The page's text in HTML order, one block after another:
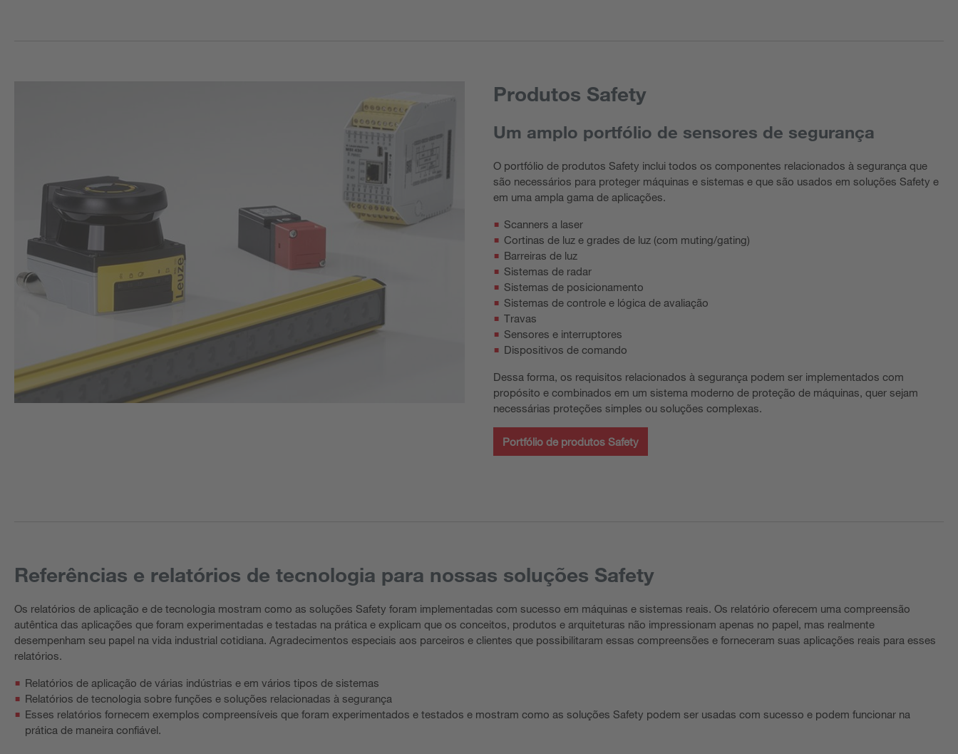
Produtos Safety
Um amplo portfólio de sensores de segurança
O portfólio de produtos Safety inclui todos os componentes relacionados à segurança que
são necessários para proteger máquinas e sistemas e que são usados em soluções Safety e
em uma ampla gama de aplicações.
Scanners a laser
Cortinas de luz e grades de luz (com muting/gating)
Barreiras de luz
Sistemas de radar
Sistemas de posicionamento
Sistemas de controle e lógica de avaliação
Travas
Sensores e interruptores
Dispositivos de comando
Dessa forma, os requisitos relacionados à segurança podem ser implementados com
propósito e combinados em um sistema moderno de proteção de máquinas, quer sejam
necessárias proteções simples ou soluções complexas.
Portfólio de produtos Safety
Referências e relatórios de tecnologia para nossas soluções Safety
Os relatórios de aplicação e de tecnologia mostram como as soluções Safety foram implementadas com sucesso em máquinas e sistemas reais. Os relatório oferecem uma compreensão
autêntica das aplicações que foram experimentadas e testadas na prática e explicam que os conceitos, produtos e arquiteturas não impressionam apenas no papel, mas realmente
desempenham seu papel na vida industrial cotidiana. Agradecimentos especiais aos parceiros e clientes que possibilitaram essas compreensões e forneceram suas aplicações reais para esses
relatórios.
Relatórios de aplicação de várias indústrias e em vários tipos de sistemas
Relatórios de tecnologia sobre funções e soluções relacionadas à segurança
Esses relatórios fornecem exemplos compreensíveis que foram experimentados e testados e mostram como as soluções Safety podem ser usadas com sucesso e podem funcionar na
prática de maneira confiável.